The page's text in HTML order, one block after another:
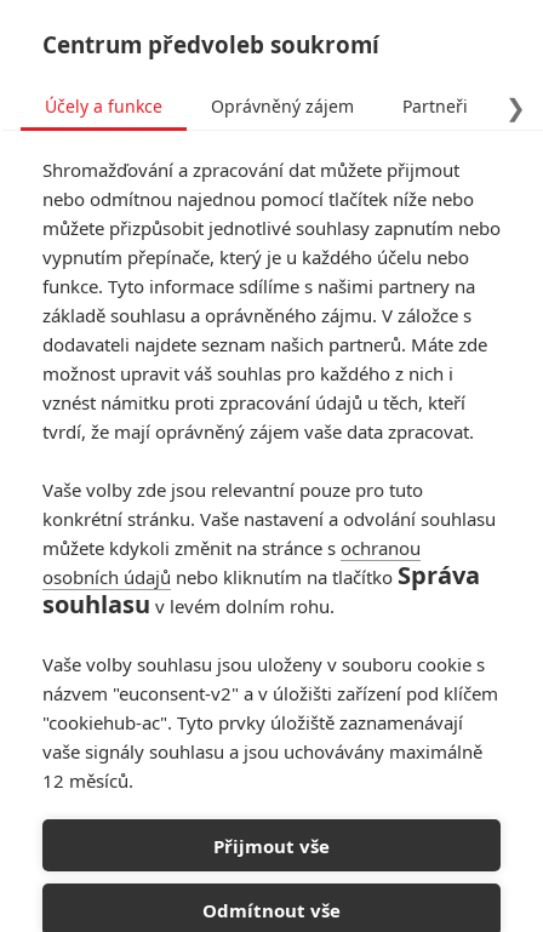
Tag: Aaron Starmer
ČLÁNKY FILMY(0) OSOBY(0) VIDEA (0)
Spontaneous: V
novém thrilleru
začali samovolně
Anarvin | 29.08.2020 08:00
RECENZE FILMŮ
10
Schnirch nebarví hnus českých dějin
narůžovo
Recenze: Záhada strašidelného
zámku úroveň štědrovečerních
Centrum předvoleb soukromí
❯
Účely a funkce Oprávněný zájem Partneři
Shromažďování a zpracování dat můžete přijmout
nebo odmítnou najednou pomocí tlačítek níže nebo
můžete přizpůsobit jednotlivé souhlasy zapnutím nebo
vypnutím přepínače, který je u každého účelu nebo
funkce. Tyto informace sdílíme s našimi partnery na
základě souhlasu a oprávněného zájmu. V záložce s
dodavateli najdete seznam našich partnerů. Máte zde
možnost upravit váš souhlas pro každého z nich i
vznést námitku proti zpracování údajů u těch, kteří
tvrdí, že mají oprávněný zájem vaše data zpracovat.
Vaše volby zde jsou relevantní pouze pro tuto
konkrétní stránku. Vaše nastavení a odvolání souhlasu
můžete kdykoli změnit na stránce s ochranou
osobních údajů nebo kliknutím na tlačítko Správa
souhlasu v levém dolním rohu.
Vaše volby souhlasu jsou uloženy v souboru cookie s
názvem "euconsent-v2" a v úložišti zařízení pod klíčem
"cookiehub-ac". Tyto prvky úložiště zaznamenávají
vaše signály souhlasu a jsou uchovávány maximálně
12 měsíců.
Přijmout vše
Odmítnout vše